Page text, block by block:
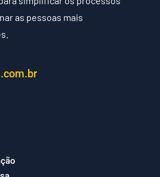
as pessoas mais